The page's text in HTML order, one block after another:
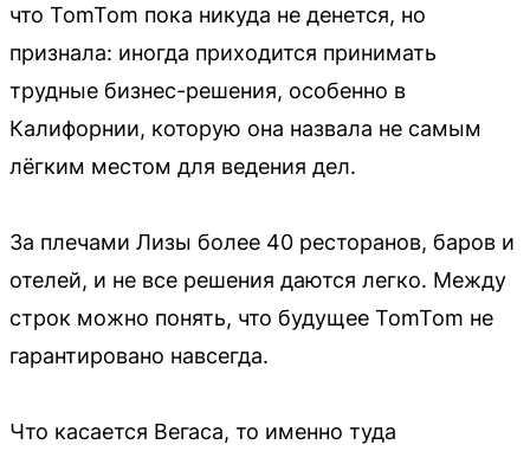
что TomTom пока никуда не денется, но
признала: иногда приходится принимать
трудные бизнес-решения, особенно в
Калифорнии, которую она назвала не самым
лёгким местом для ведения дел.
За плечами Лизы более 40 ресторанов, баров и
отелей, и не все решения даются легко. Между
строк можно понять, что будущее TomTom не
гарантировано навсегда.
Что касается Вегаса, то именно туда